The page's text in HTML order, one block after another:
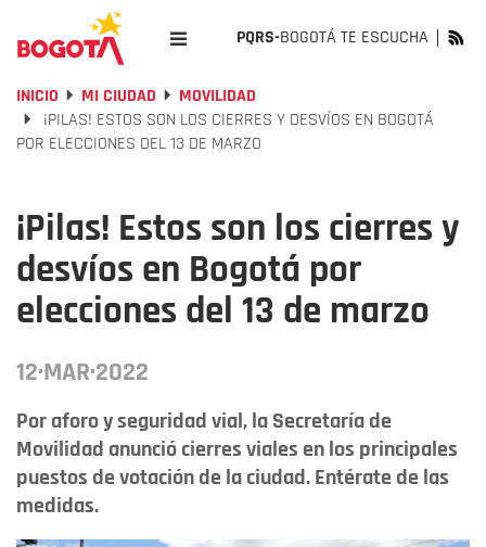
PQRS-BOGOTÁ TE ESCUCHA
INICIO MI CIUDAD
MOVILIDAD
¡PILAS! ESTOS SON LOS CIERRES Y DESVÍOS EN BOGOTÁ
POR ELECCIONES DEL 13 DE MARZO
¡Pilas! Estos son los cierres y
desvíos en Bogotá por
elecciones del 13 de marzo
12·MAR·2022
Por aforo y seguridad vial, la Secretaría de
Movilidad anunció cierres viales en los principales
puestos de votación de la ciudad. Entérate de las
medidas.